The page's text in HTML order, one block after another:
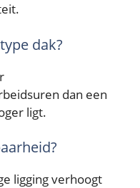
dak?
dan een
ligt.
ligging verhoogt